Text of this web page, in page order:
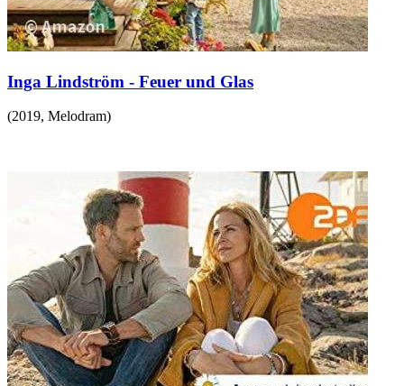
Inga Lindström - Feuer und Glas
(2019, Melodram)